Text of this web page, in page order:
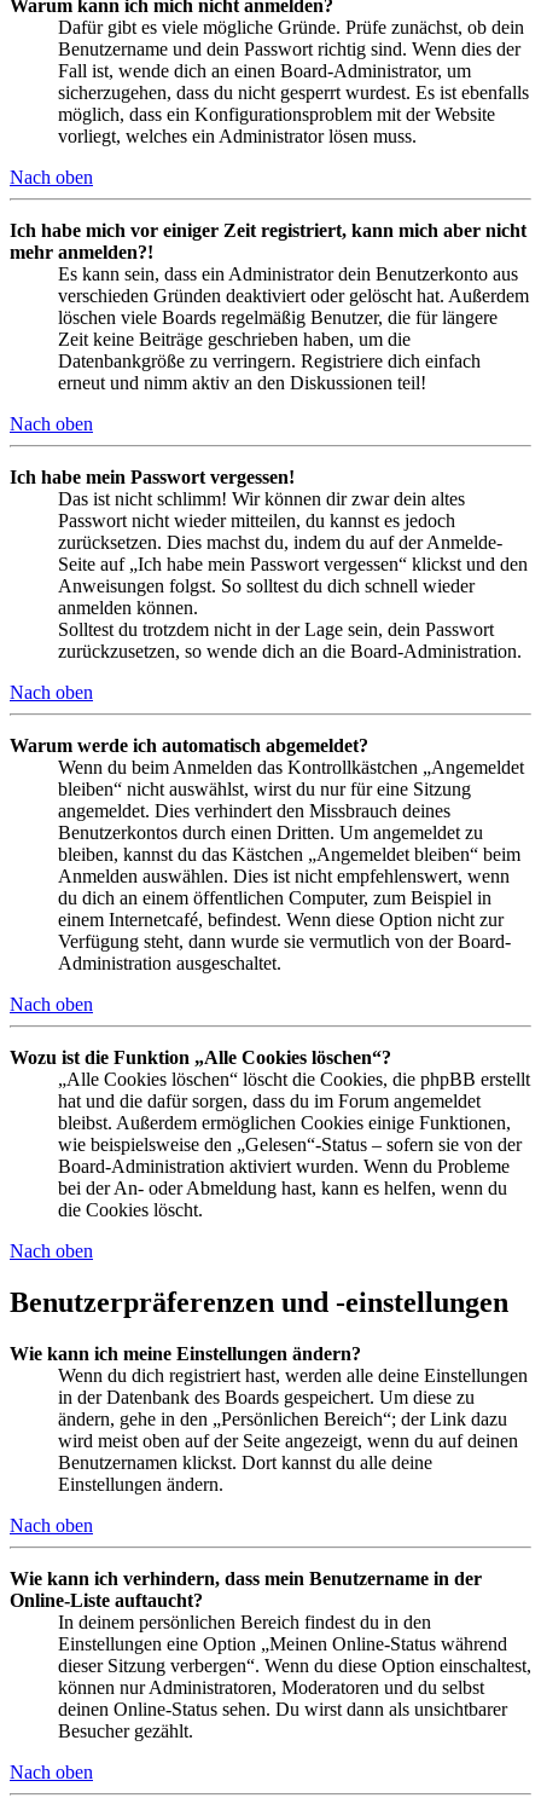
Warum kann ich mich nicht anmelden?
Dafür gibt es viele mögliche Gründe. Prüfe zunächst, ob dein
Benutzername und dein Passwort richtig sind. Wenn dies der
Fall ist, wende dich an einen Board-Administrator, um
sicherzugehen, dass du nicht gesperrt wurdest. Es ist ebenfalls
möglich, dass ein Konfigurationsproblem mit der Website
vorliegt, welches ein Administrator lösen muss.
Nach oben
Ich habe mich vor einiger Zeit registriert, kann mich aber nicht
mehr anmelden?!
Es kann sein, dass ein Administrator dein Benutzerkonto aus
verschieden Gründen deaktiviert oder gelöscht hat. Außerdem
löschen viele Boards regelmäßig Benutzer, die für längere
Zeit keine Beiträge geschrieben haben, um die
Datenbankgröße zu verringern. Registriere dich einfach
erneut und nimm aktiv an den Diskussionen teil!
Nach oben
Ich habe mein Passwort vergessen!
Das ist nicht schlimm! Wir können dir zwar dein altes
Passwort nicht wieder mitteilen, du kannst es jedoch
zurücksetzen. Dies machst du, indem du auf der Anmelde-
Seite auf „Ich habe mein Passwort vergessen“ klickst und den
Anweisungen folgst. So solltest du dich schnell wieder
anmelden können.
Solltest du trotzdem nicht in der Lage sein, dein Passwort
zurückzusetzen, so wende dich an die Board-Administration.
Nach oben
Warum werde ich automatisch abgemeldet?
Wenn du beim Anmelden das Kontrollkästchen „Angemeldet
bleiben“ nicht auswählst, wirst du nur für eine Sitzung
angemeldet. Dies verhindert den Missbrauch deines
Benutzerkontos durch einen Dritten. Um angemeldet zu
bleiben, kannst du das Kästchen „Angemeldet bleiben“ beim
Anmelden auswählen. Dies ist nicht empfehlenswert, wenn
du dich an einem öffentlichen Computer, zum Beispiel in
einem Internetcafé, befindest. Wenn diese Option nicht zur
Verfügung steht, dann wurde sie vermutlich von der Board-
Administration ausgeschaltet.
Nach oben
Wozu ist die Funktion „Alle Cookies löschen“?
„Alle Cookies löschen“ löscht die Cookies, die phpBB erstellt
hat und die dafür sorgen, dass du im Forum angemeldet
bleibst. Außerdem ermöglichen Cookies einige Funktionen,
wie beispielsweise den „Gelesen“-Status – sofern sie von der
Board-Administration aktiviert wurden. Wenn du Probleme
bei der An- oder Abmeldung hast, kann es helfen, wenn du
die Cookies löscht.
Nach oben
Benutzerpräferenzen und -einstellungen
Wie kann ich meine Einstellungen ändern?
Wenn du dich registriert hast, werden alle deine Einstellungen
in der Datenbank des Boards gespeichert. Um diese zu
ändern, gehe in den „Persönlichen Bereich“; der Link dazu
wird meist oben auf der Seite angezeigt, wenn du auf deinen
Benutzernamen klickst. Dort kannst du alle deine
Einstellungen ändern.
Nach oben
Wie kann ich verhindern, dass mein Benutzername in der
Online-Liste auftaucht?
In deinem persönlichen Bereich findest du in den
Einstellungen eine Option „Meinen Online-Status während
dieser Sitzung verbergen“. Wenn du diese Option einschaltest,
können nur Administratoren, Moderatoren und du selbst
deinen Online-Status sehen. Du wirst dann als unsichtbarer
Besucher gezählt.
Nach oben